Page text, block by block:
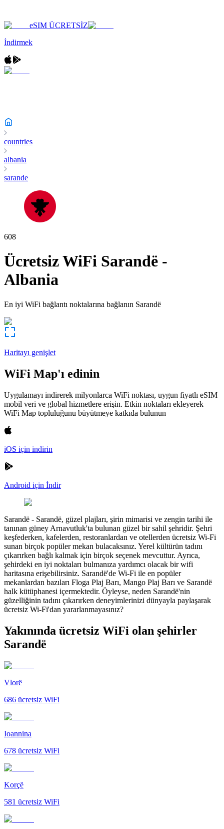
eSIM ÜCRETSİZ
İndirmek
countries
albania
sarande
608
Ücretsiz WiFi Sarandë -
Albania
En iyi WiFi bağlantı noktalarına bağlanın Sarandë
Haritayı genişlet
WiFi Map'ı edinin
Uygulamayı indirerek milyonlarca WiFi noktası, uygun fiyatlı eSIM
mobil veri ve global hizmetlere erişin. Etkin noktaları ekleyerek
WiFi Map topluluğunu büyütmeye katkıda bulunun
iOS için indirin
Android için İndir
Sarandë - Sarandë, güzel plajları, şirin mimarisi ve zengin tarihi ile
tanınan güney Arnavutluk'ta bulunan güzel bir sahil şehridir. Şehri
keşfederken, kafelerden, restoranlardan ve otellerden ücretsiz Wi-Fi
sunan birçok popüler mekan bulacaksınız. Yerel kültürün tadını
çıkarırken bağlı kalmak için birçok seçenek mevcuttur. Ayrıca,
şehirdeki en iyi noktaları bulmanıza yardımcı olacak bir wifi
haritasına erişebilirsiniz. Sarandë'de Wi-Fi ile en popüler
mekanlardan bazıları Floga Plaj Barı, Mango Plaj Barı ve Sarandë
halk kütüphanesi içermektedir. Öyleyse, neden Sarandë'nin
güzelliğinin tadını çıkarırken deneyimlerinizi dünyayla paylaşarak
ücretsiz Wi-Fi'dan yararlanmayasınız?
Yakınında ücretsiz WiFi olan şehirler
Sarandë
Vlorë
686 ücretsiz WiFi
Ioannina
678 ücretsiz WiFi
Korçë
581 ücretsiz WiFi